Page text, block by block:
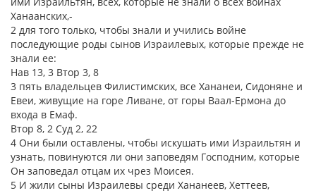
Ханаанских,-
2 для того только, чтобы знали и учились войне
последующие роды сынов Израилевых, которые прежде не
знали ее:
Нав 13, 3 Втор 3, 8
3 пять владельцев Филистимских, все Хананеи, Сидоняне и
Евеи, живущие на горе Ливане, от горы Ваал-Ермона до
входа в Емаф.
Втор 8, 2 Суд 2, 22
4 Они были оставлены, чтобы искушать ими Израильтян и
узнать, повинуются ли они заповедям Господним, которые
Он заповедал отцам их чрез Моисея.
5 И жили сыны Израилевы среди Хананеев, Хеттеев,